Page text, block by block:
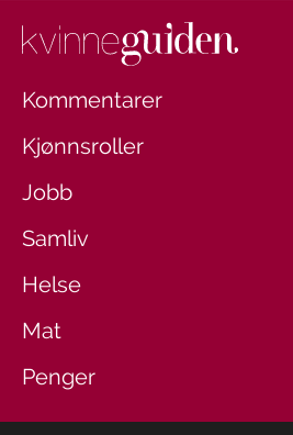
Kommentarer
Kjønnsroller
Jobb
Samliv
Helse
Mat
Penger